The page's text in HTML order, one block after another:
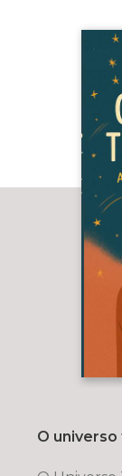
O universo